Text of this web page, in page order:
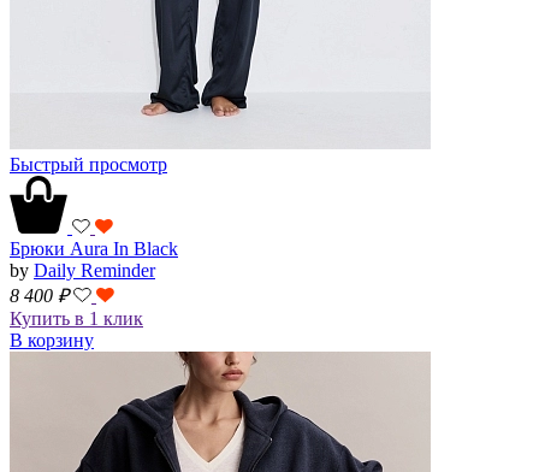
Быстрый просмотр
Брюки Aura In Black
by Daily Reminder
8 400 ₽
Купить в 1 клик
В корзину